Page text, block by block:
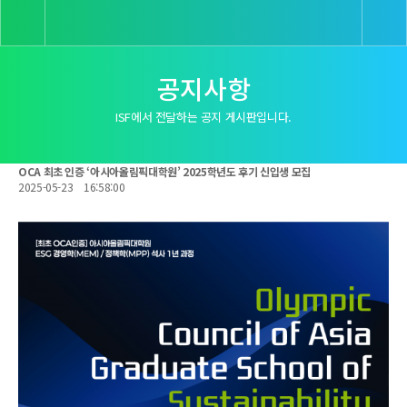
공지사항
ISF에서 전달하는 공지 게시판입니다.
OCA 최초 인증 ‘아시아올림픽대학원’ 2025학년도 후기 신입생 모집
2025-05-23
16:58:00